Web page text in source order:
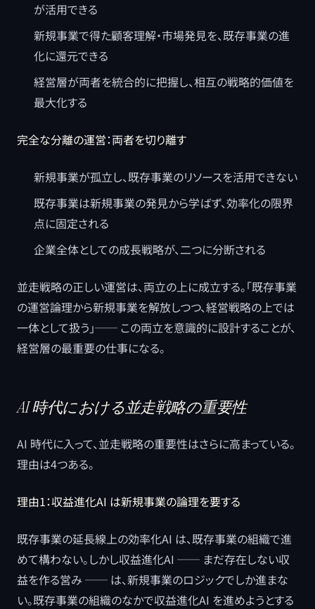
が活用できる
新規事業で得た顧客理解・市場発見を、既存事業の進
化に還元できる
経営層が両者を統合的に把握し、相互の戦略的価値を
最大化する
完全な分離の運営：両者を切り離す
新規事業が孤立し、既存事業のリソースを活用できない
既存事業は新規事業の発見から学ばず、効率化の限界
点に固定される
企業全体としての成長戦略が、二つに分断される
並走戦略の正しい運営は、両立の上に成立する。「既存事業
の運営論理から新規事業を解放しつつ、経営戦略の上では
一体として扱う」── この両立を意識的に設計することが、
経営層の最重要の仕事になる。
AI 時代における並走戦略の重要性
AI 時代に入って、並走戦略の重要性はさらに高まっている。
理由は4つある。
理由1：収益進化AI は新規事業の論理を要する
既存事業の延長線上の効率化AI は、既存事業の組織で進
めて構わない。しかし収益進化AI ── まだ存在しない収
益を作る営み ── は、新規事業のロジックでしか進まな
い。既存事業の組織のなかで収益進化AI を進めようとする